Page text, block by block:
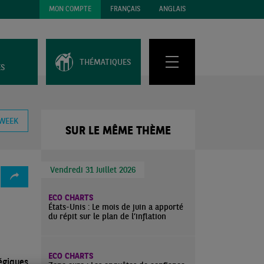
MON COMPTE FRANÇAIS ANGLAIS
THÉMATIQUES
SUR LE MÊME THÈME
Vendredi 31 Juillet 2026
ECO CHARTS
États-Unis : Le mois de juin a apporté
du répit sur le plan de l’inflation
ECO CHARTS